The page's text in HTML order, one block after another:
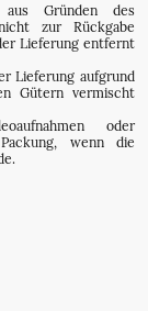
Gründen des
zur Rückgabe
Lieferung entfernt
Lieferung aufgrund
Gütern vermischt
oder
wenn die